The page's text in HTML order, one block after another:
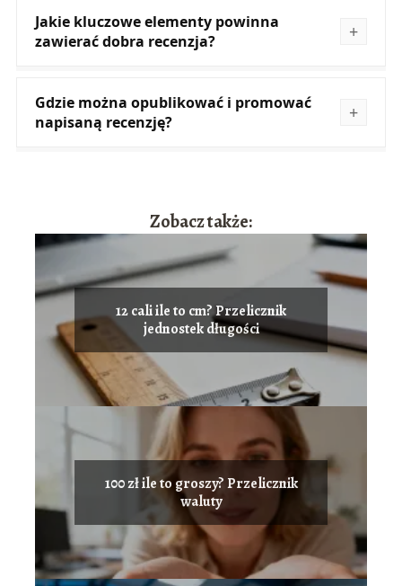
Jakie kluczowe elementy powinna
zawierać dobra recenzja?
Gdzie można opublikować i promować
napisaną recenzję?
Zobacz także:
12 cali ile to cm? Przelicznik
jednostek długości
100 zł ile to groszy? Przelicznik
waluty